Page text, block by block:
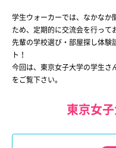
学生ウォーカーでは、なかなか
ため、 定期的に交流会を行って
先輩の学校選び・部屋探し体験
ト！
今回は、東京女子大学の学生さ
をご覧下さい。
東京女